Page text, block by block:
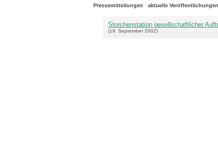
Pressemitteilungen aktuelle Veröffentlichungen
Storchenstation gesellschaftlicher
(19. September 2002)